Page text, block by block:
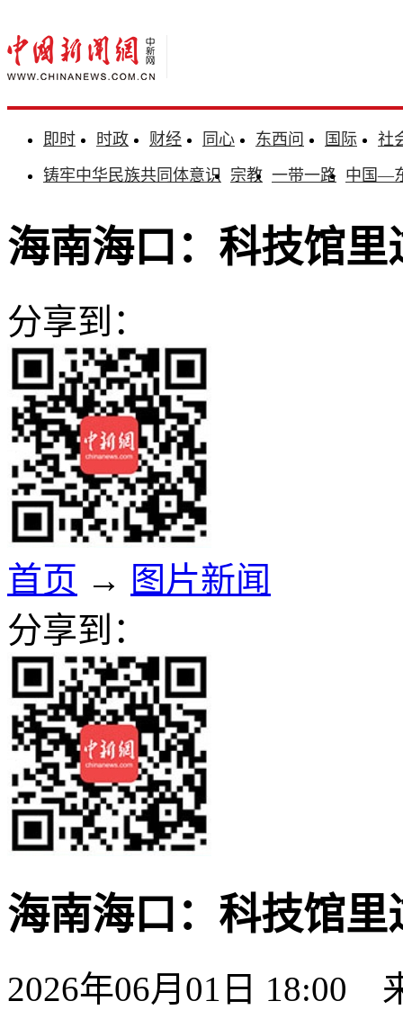
即时 时政 财经 同心 东西问 国际
社
铸牢中华民族共同体意识 宗教 一带一路 中国—
海南海口：科技馆
分享到：
首页 → 图片新闻
分享到：
海南海口：科技馆
2026年06月01日 18:00